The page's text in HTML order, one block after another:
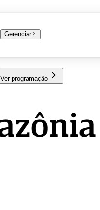
Gerenciar
Ver programação